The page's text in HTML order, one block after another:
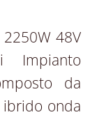
48V
Impianto
da
onda